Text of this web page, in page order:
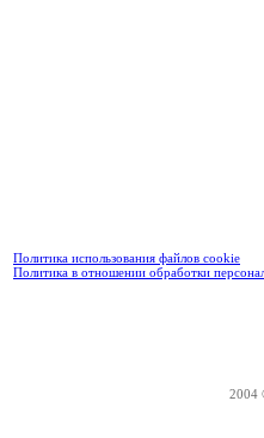
Политика использования файлов cookie
Политика в отношении обработки
2004